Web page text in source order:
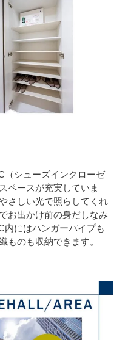
（シューズインクローゼ
ペースが充実していま
さしい光で照らしてくれ
お出かけ前の身だしなみ
内にはハンガーパイプも
ものも収納できます。